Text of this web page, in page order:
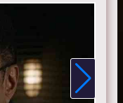
на телефоне,
the-blacklist-